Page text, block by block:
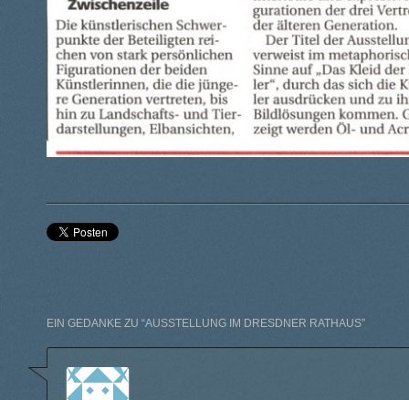
EIN GEDANKE ZU “AUSSTELLUNG IM DRESDNER RATHAUS”